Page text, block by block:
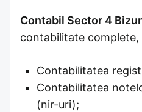
Contabil Sector 4
contabilitate complete,
Contabilitatea
Contabilitatea
(nir-uri);